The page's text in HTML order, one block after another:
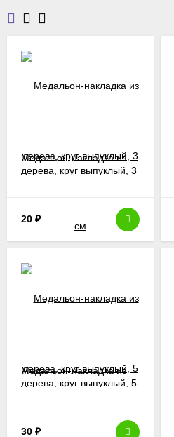
Медальон-накладка из
дерева, круг выпуклый, 3
20 ₽
Медальон-накладка из
дерева, круг выпуклый, 5
30 ₽